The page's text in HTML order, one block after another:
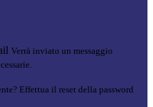
Verrà inviato un messaggio
Effettua il reset della password